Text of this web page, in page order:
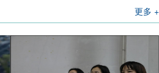
更多 +